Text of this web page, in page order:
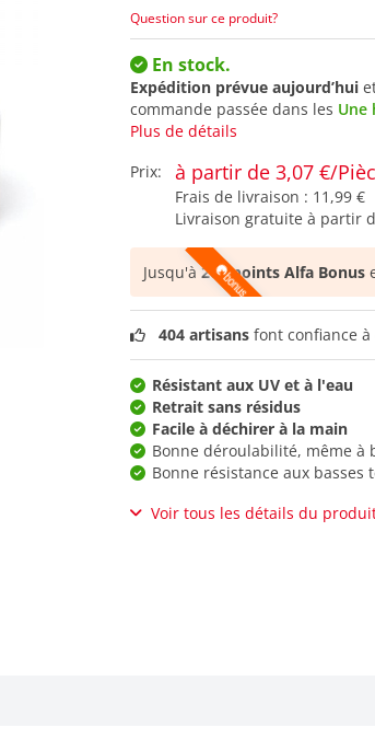
Question sur ce produit?
En stock.
Expédition prévue aujourd’hui
commande passée dans les Une
Plus de détails
Prix:
à partir de 3,07 €/
Frais de livraison : 11,99 €
Livraison gratuite à partir
Jusqu'à208 points Alfa Bonus
404 artisans font confiance
Résistant aux UV et à l'eau
Retrait sans résidus
Facile à déchirer à la main
Bonne déroulabilité, même à
Bonne résistance aux basses
Voir tous les détails du